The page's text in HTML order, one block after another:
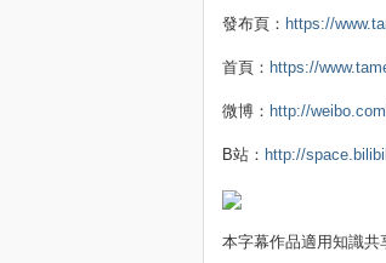
發布頁： https://
首頁： https://
微博： http://
B站： http://
本字幕作品適用知識共